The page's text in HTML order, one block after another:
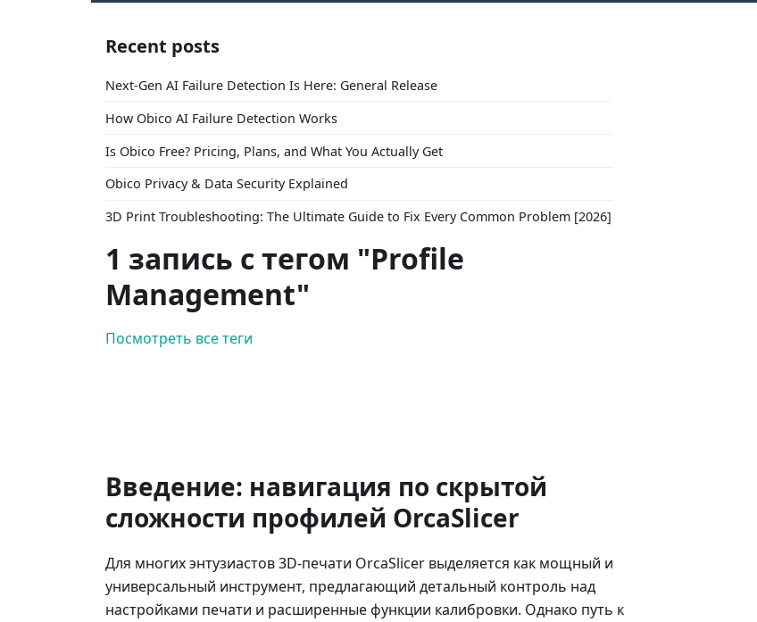
Recent posts
Next-Gen AI Failure Detection Is Here: General Release
How Obico AI Failure Detection Works
Is Obico Free? Pricing, Plans, and What You Actually Get
Obico Privacy & Data Security Explained
3D Print Troubleshooting: The Ultimate Guide to Fix Every Common Problem [2026]
1 запись с тегом "Profile
Management"
Посмотреть все теги
Введение: навигация по скрытой
сложности профилей OrcaSlicer
Для многих энтузиастов 3D-печати OrcaSlicer выделяется как мощный и
универсальный инструмент, предлагающий детальный контроль над
настройками печати и расширенные функции калибровки. Однако путь к